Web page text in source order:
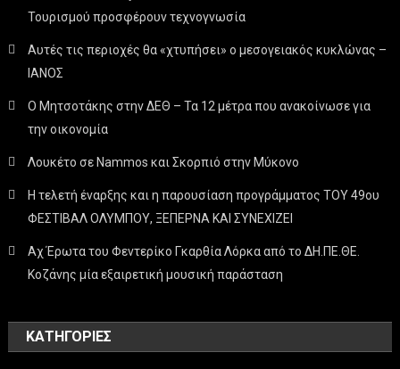
Τουρισμού προσφέρουν τεχνογνωσία
Αυτές τις περιοχές θα «χτυπήσει» ο μεσογειακός κυκλώνας –
ΙΑΝΟΣ
Ο Μητσοτάκης στην ΔΕΘ – Τα 12 μέτρα που ανακοίνωσε για
την οικονομία
Λουκέτο σε Nammos και Σκορπιό στην Μύκονο
Η τελετή έναρξης και η παρουσίαση προγράμματος ΤΟΥ 49ου
ΦΕΣΤΙΒΑΛ ΟΛΥΜΠΟΥ, ΞΕΠΕΡΝΑ ΚΑΙ ΣΥΝΕΧΙΖΕΙ
Αχ Έρωτα του Φεντερίκο Γκαρθία Λόρκα από το ΔΗ.ΠΕ.ΘΕ.
Κοζάνης μία εξαιρετική μουσική παράσταση
KΑΤΗΓΟΡΊΕΣ